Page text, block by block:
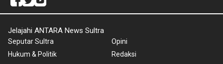
Jelajahi ANTARA News Sultra
Seputar Sultra
Hukum & Politik
Opini
Redaksi